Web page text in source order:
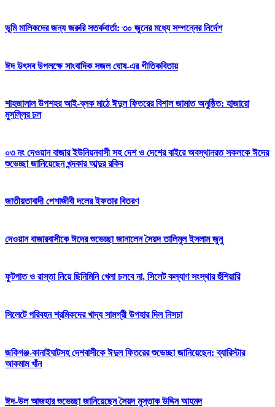
ভূমি মালিকদের জন্য জরুরি সতর্কবার্তা: ৩০ জুনের মধ্যে সম্পন্নের নির্দেশ
ঈদ উৎসব উপলক্ষে সাংবাদিক সজল ঘোষ-এর গীতিকবিতায়
শাহজালাল উপশহর আই-ব্লক মাঠে ঈদুল ফিতরের বিশাল জামাত অনুষ্ঠিত: হাজারো
মুসল্লির ঢল
০৩ নং দেওয়ান বাজার ইউনিয়নবাসী সহ দেশ ও দেশের বাইরে অবস্থানরত সকলকে ঈদের
শুভেচ্ছা জানিয়েছেন খন্দকার আব্দুর রকিব
জাতীয়তাবাদী পেশাজীবী দলের ইফতার বিতরণ
দেওয়ান বাজারবাসীকে ঈদের শুভেচ্ছা জানালেন সৈয়দ তালিমুল ইসলাম জুনু
ফুটপাত ও রাস্তা নিয়ে ছিনিমিনি খেলা চলবে না, সিলেট কল্যাণ সংস্থার হুঁশিয়ারি
সিলেটে পরিবহন শ্রমিকদের খাদ্য সামগ্রী উপহার দিল নিসচা
জকিগঞ্জ-কানাইঘাটসহ দেশবাসীকে ঈদুল ফিতরের শুভেচ্ছা জানিয়েছেন: ব্যারিস্টার
আকমাম খাঁন
ঈদ-উল আজহার শুভেচ্ছা জানিয়েছেন সৈয়দ মুস্তাক উদ্দিন আহমদ